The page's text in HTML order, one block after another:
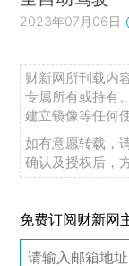
2023年07月06日
财新网所刊载内
专属所有或持有
建立镜像等任何
如有意愿转载，
确认及授权后，
免费订阅财新网